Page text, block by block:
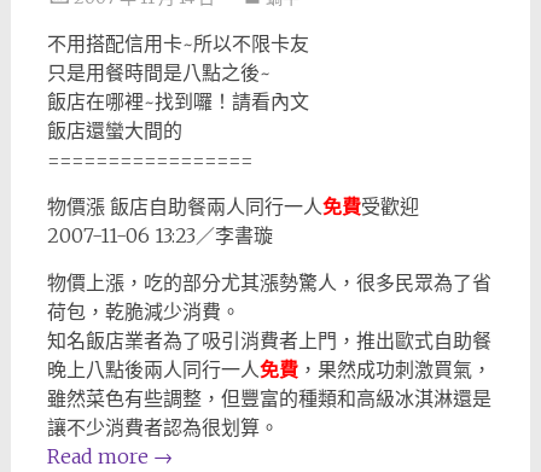
不用搭配信用卡~所以不限卡友
只是用餐時間是八點之後~
飯店在哪裡~找到囉！請看內文
飯店還蠻大間的
=================
物價漲 飯店自助餐兩人同行一人免費受歡迎
2007-11-06 13:23／李書璇
物價上漲，吃的部分尤其漲勢驚人，很多民眾為了省
荷包，乾脆減少消費。
知名飯店業者為了吸引消費者上門，推出歐式自助餐
晚上八點後兩人同行一人免費，果然成功刺激買氣，
雖然菜色有些調整，但豐富的種類和高級冰淇淋還是
讓不少消費者認為很划算。
Read more →